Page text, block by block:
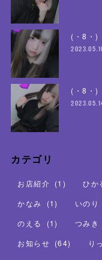
(・8・)
(・8・)
カテゴリ
お店紹介 (1 ) ひか
かなみ
(1) いのり
のえる
(1) つみき
お知らせ (64) り